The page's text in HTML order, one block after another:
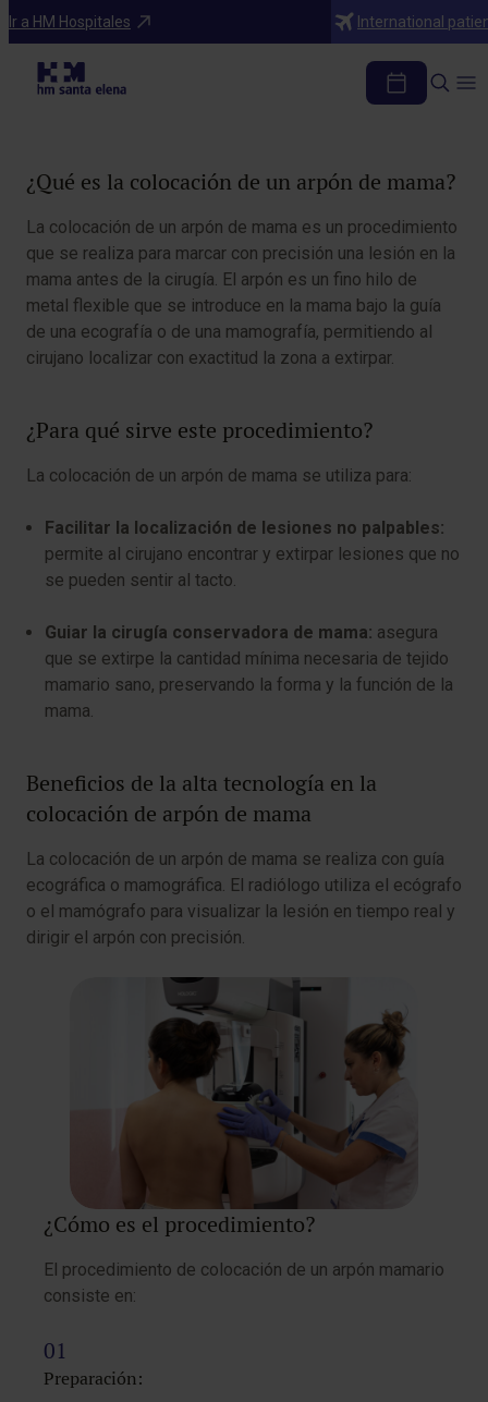
Ir a HM Hospitales International
Diagnosticos
Arpón de mama
¿Qué es la colocación de un arpón de mama?
La colocación de un arpón de mama es un procedimiento
que se realiza para marcar con precisión una lesión en la
mama antes de la cirugía. El arpón es un fino hilo de
metal flexible que se introduce en la mama bajo la guía
de una ecografía o de una mamografía, permitiendo al
cirujano localizar con exactitud la zona a extirpar.
¿Para qué sirve este procedimiento?
La colocación de un arpón de mama se utiliza para:
Facilitar la localización de lesiones no palpables:
permite al cirujano encontrar y extirpar lesiones que no
se pueden sentir al tacto.
Guiar la cirugía conservadora de mama: asegura
que se extirpe la cantidad mínima necesaria de tejido
mamario sano, preservando la forma y la función de la
mama.
Beneficios de la alta tecnología en la
colocación de arpón de mama
La colocación de un arpón de mama se realiza con guía
ecográfica o mamográfica. El radiólogo utiliza el ecógrafo
o el mamógrafo para visualizar la lesión en tiempo real y
dirigir el arpón con precisión.
¿Cómo es el procedimiento?
El procedimiento de colocación de un arpón mamario
consiste en:
Preparación: